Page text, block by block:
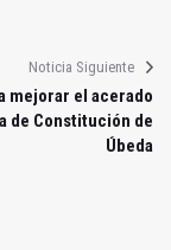
Noticia Siguiente
mejorar el acerado
de Constitución de
Úbeda